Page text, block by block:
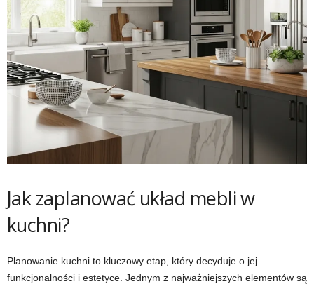
Jak zaplanować układ mebli w
kuchni?
Planowanie kuchni to kluczowy etap, który decyduje o jej
funkcjonalności i estetyce. Jednym z najważniejszych elementów są